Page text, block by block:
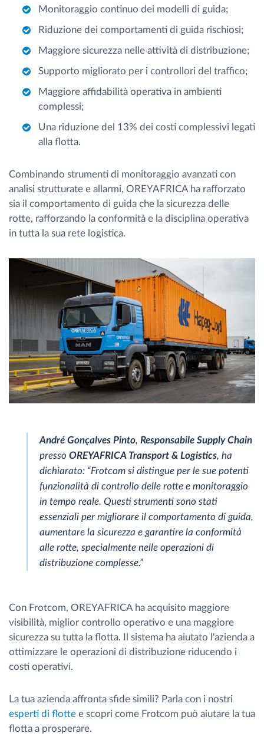
Monitoraggio continuo dei modelli di guida;
Riduzione dei comportamenti di guida rischiosi;
Maggiore sicurezza nelle attività di distribuzione;
Supporto migliorato per i controllori del traffico;
Maggiore affidabilità operativa in ambienti
complessi;
Una riduzione del 13% dei costi complessivi legati
alla flotta.
Combinando strumenti di monitoraggio avanzati con
analisi strutturate e allarmi, OREYAFRICA ha rafforzato
sia il comportamento di guida che la sicurezza delle
rotte, rafforzando la conformità e la disciplina operativa
in tutta la sua rete logistica.
André Gonçalves Pinto, Responsabile Supply Chain
presso OREYAFRICA Transport & Logistics, ha
dichiarato: “Frotcom si distingue per le sue potenti
funzionalità di controllo delle rotte e monitoraggio
in tempo reale. Questi strumenti sono stati
essenziali per migliorare il comportamento di guida,
aumentare la sicurezza e garantire la conformità
alle rotte, specialmente nelle operazioni di
distribuzione complesse.”
Con Frotcom, OREYAFRICA ha acquisito maggiore
visibilità, miglior controllo operativo e una maggiore
sicurezza su tutta la flotta. Il sistema ha aiutato l'azienda a
ottimizzare le operazioni di distribuzione riducendo i
costi operativi.
La tua azienda affronta sfide simili? Parla con i nostri
esperti di flotte e scopri come Frotcom può aiutare la tua
flotta a prosperare.